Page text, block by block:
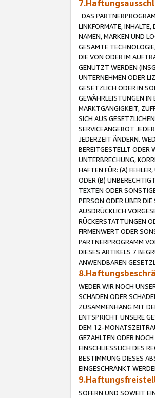
DAS
LINKFORMATE,
NAMEN, MARKEN UND
GESAMTE
DIE VON ODER IM
GENUTZT WERDEN
UNTERNEHMEN ODER
GESETZLICH ODER IN
GEWÄHRLEISTUNGEN IN
MARKTGÄNGIGKEIT,
SICH AUS
SERVICEANGEBOT
JEDERZEIT ÄNDERN.
BEREITGESTELLT ODER
UNTERBRECHUNG,
HAFTEN FÜR: (A)
ODER (B)
TEXTEN ODER
PERSON ODER ÜBER
AUSDRÜCKLICH
RÜCKERSTATTUNGEN
FIRMENWERT ODER
PARTNERPROGRAMM
DIESES ARTIKELS 7
ANWENDBAREN
WEDER WIR NOCH
SCHÄDEN ODER
ZUSAMMENHANG MIT
ENTSPRICHT UNSERE
DEM 12-
GEZAHLTEN ODER
EINSCHLIESSLICH DES
BESTIMMUNG DIESES
EINGESCHRÄNKT
SOFERN UND SOWEIT